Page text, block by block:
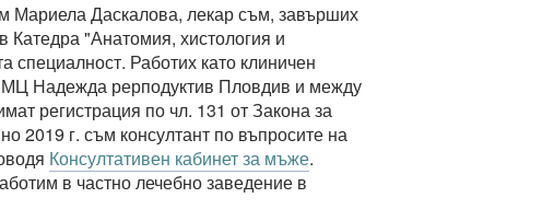
Мариела Даскалова, лекар съм, завърших
"Анатомия, хистология и
Работих като клиничен
МЦ Надежда рерподуктив Пловдив и между
регистрация по чл. 131 от Закона за
2019 г. съм консултант по въпросите на
Консултативен кабинет за мъже.
в частно лечебно заведение в